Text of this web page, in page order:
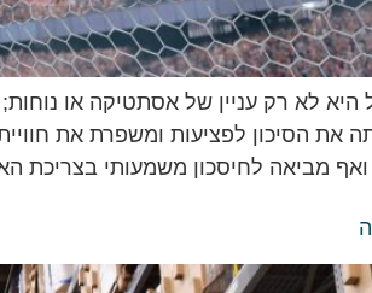
היא לא רק עניין של אסתטיקה או
מביאה לחיסכון משמעותי בצריכת